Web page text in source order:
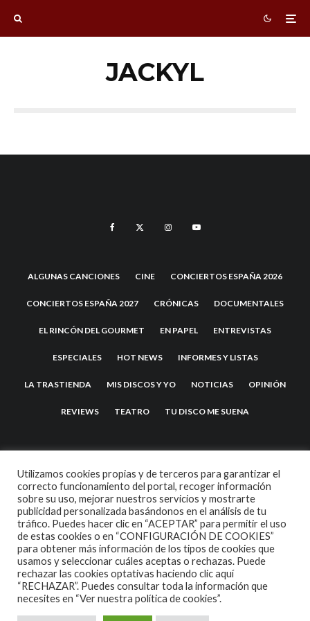
JACKYL
ALGUNAS CANCIONES CINE CONCIERTOS ESPAÑA 2026
CONCIERTOS ESPAÑA 2027 CRÓNICAS DOCUMENTALES
EL RINCÓN DEL GOURMET EN PAPEL ENTREVISTAS
ESPECIALES HOT NEWS INFORMES Y LISTAS
LA TRASTIENDA MIS DISCOS Y YO NOTICIAS OPINIÓN
REVIEWS TEATRO TU DISCO ME SUENA
2007 COPYRIGHT -CODETIPITHEME
Utilizamos cookies propias y de terceros para garantizar el
correcto funcionamiento del portal, recoger información
sobre su uso, mejorar nuestros servicios y mostrarte
publicidad personalizada basándonos en el análisis de tu
tráfico. Puedes hacer clic en “ACEPTAR” para permitir el uso
de estas cookies o en “CONFIGURACIÓN DE COOKIES”
para obtener más información de los tipos de cookies que
usamos y seleccionar cuáles aceptas o rechazas. Puede
rechazar las cookies optativas haciendo clic aquí
“RECHAZAR”. Puedes consultar toda la información que
necesites en “Ver nuestra política de cookies”.